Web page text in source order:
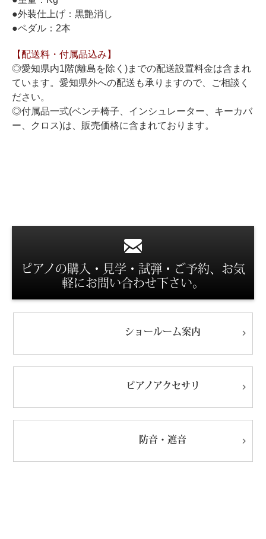
調律
修理
タッチ・音色の調整
ピアノクリーニングと引越し
スタッフ紹介
●外装仕上げ：黒艶消し
●ペダル：2本
【配送料・付属品込み】
◎愛知県内1階(離島を除く)までの配送設置料金は含まれ
ています。愛知県外への配送も承りますので、ご相談く
ださい。
◎付属品一式(ベンチ椅子、インシュレーター、キーカバ
ー、クロス)は、販売価格に含まれております。
ピアノの購入・見学・試弾・ご予約、お気
軽にお問い合わせ下さい。
ショールーム案内
ピアノアクセサリ
防音・遮音